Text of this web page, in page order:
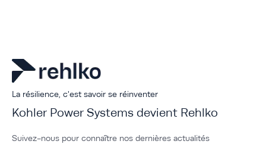
La résilience, c'est savoir se réinventer
Kohler Power Systems devient Rehlko
Suivez-nous pour connaître nos dernières actualités